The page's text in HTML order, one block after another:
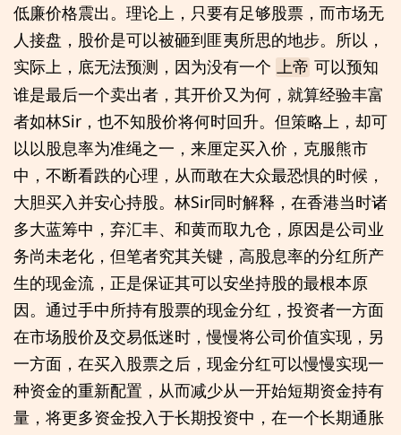
低廉价格震出。理论上，只要有足够股票，而市场无
人接盘，股价是可以被砸到匪夷所思的地步。所以，
实际上，底无法预测，因为没有一个
上帝 可以预知
谁是最后一个卖出者，其开价又为何，就算经验丰富
者如林Sir，也不知股价将何时回升。但策略上，却可
以以股息率为准绳之一，来厘定买入价，克服熊市
中，不断看跌的心理，从而敢在大众最恐惧的时候，
大胆买入并安心持股。林Sir同时解释，在香港当时诸
多大蓝筹中，弃汇丰、和黄而取九仓，原因是公司业
务尚未老化，但笔者究其关键，高股息率的分红所产
生的现金流，正是保证其可以安坐持股的最根本原
因。通过手中所持有股票的现金分红，投资者一方面
在市场股价及交易低迷时，慢慢将公司价值实现，另
一方面，在买入股票之后，现金分红可以慢慢实现一
种资金的重新配置，从而减少从一开始短期资金持有
量，将更多资金投入于长期投资中，在一个长期通胀